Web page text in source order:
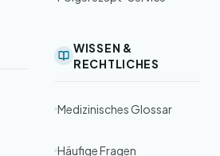
WISSEN &
RECHTLICHES
Medizinisches Glossar
Häufige Fragen